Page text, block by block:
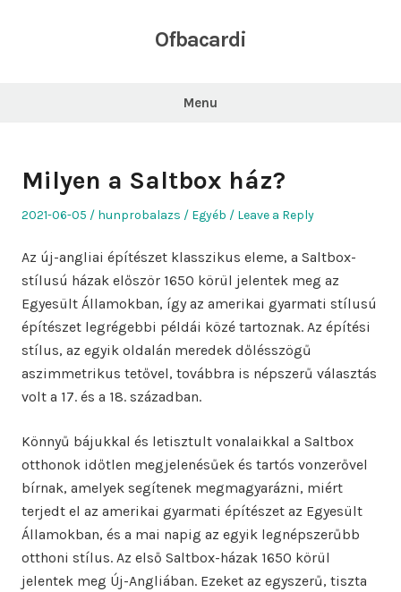
Ofbacardi
Menu
Milyen a Saltbox ház?
Posted
2021-06-05 Author
hunprobalazs
Posted
Egyéb Leave a Reply
Az új-angliai építészet klasszikus eleme, a Saltbox-
stílusú házak először 1650 körül jelentek meg az
Egyesült Államokban, így az amerikai gyarmati stílusú
építészet legrégebbi példái közé tartoznak. Az építési
stílus, az egyik oldalán meredek dőlésszögű
aszimmetrikus tetővel, továbbra is népszerű választás
volt a 17. és a 18. században.
Könnyű bájukkal és letisztult vonalaikkal a Saltbox
otthonok időtlen megjelenésűek és tartós vonzerővel
bírnak, amelyek segítenek megmagyarázni, miért
terjedt el az amerikai gyarmati építészet az Egyesült
Államokban, és a mai napig az egyik legnépszerűbb
otthoni stílus. Az első Saltbox-házak 1650 körül
jelentek meg Új-Angliában. Ezeket az egyszerű, tiszta